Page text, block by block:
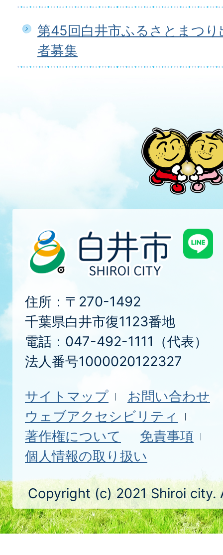
第45回白井市ふるさとまつり
者募集
住所：〒270-1492
千葉県白井市復1123番地
電話：047-492-1111（代表）
法人番号1000020122327
サイトマップ
お問い合わせ
ウェブアクセシビリティ
著作権について
免責事項
個人情報の取り扱い
Copyright (c) 2021 Shiroi city.